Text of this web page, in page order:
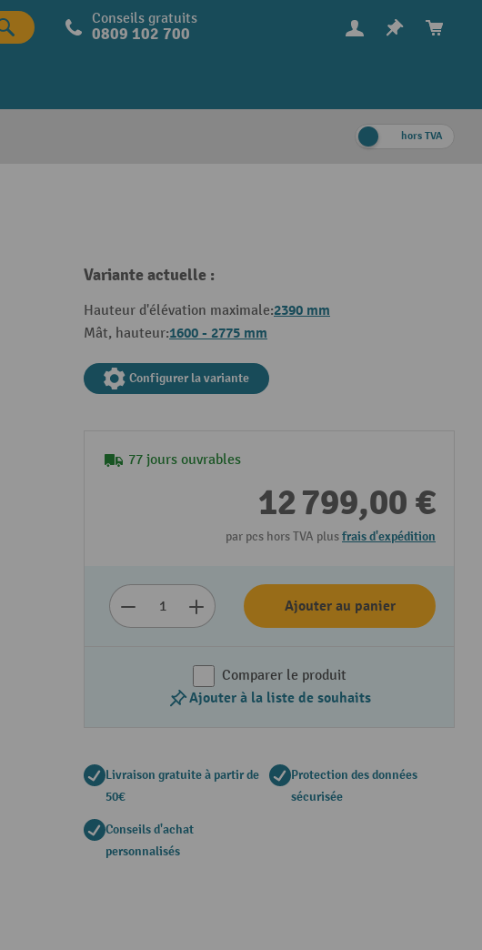
Conseils gratuits
0809 102 700
hors TVA
Variante actuelle :
Hauteur d'élévation maximale:2390 mm
Mât, hauteur:1600 - 2775 mm
Configurer la variante
77 jours ouvrables
12 799,00 €
par pcs hors TVA plusfrais d'expédition
Ajouter au panier
Comparer le produit
Ajouter à la liste de souhaits
Livraison gratuite à partir de
50€
Protection des données
sécurisée
Conseils d'achat
personnalisés